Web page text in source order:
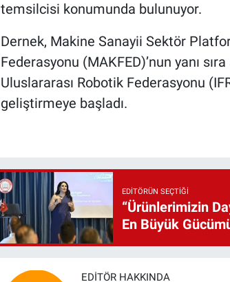
temsilcisi konumunda bulunuyor.
Dernek, Makine Sanayii Sektör
Federasyonu (MAKFED)’nun yanı
Uluslararası Robotik Federasyonu
geliştirmeye başladı.
EDITÖRÜN SEÇTIĞI
“Ürünlerimizin
En Büyük
EDITÖR HAKKINDA